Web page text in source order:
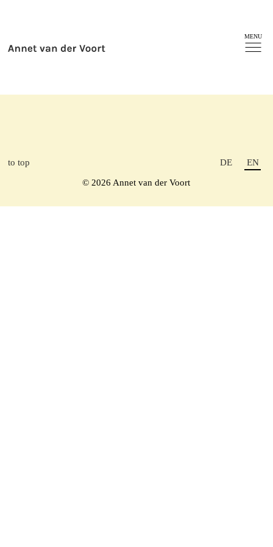
MENU
to top DE
EN
© 2026 Annet van der Voort